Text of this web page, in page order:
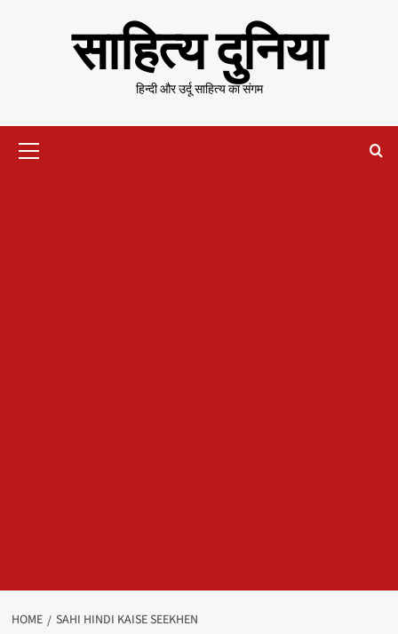
साहित्य दुनिया
हिन्दी और उर्दू साहित्य का संगम
Menu
HOME SAHI HINDI KAISE SEEKHEN